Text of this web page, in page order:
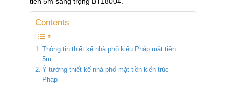
Contents
Thông tin thiết kế nhà phố kiểu Pháp mặt tiền
5m
Ý tưởng thiết kế nhà phố mặt tiền kiến trúc
Pháp